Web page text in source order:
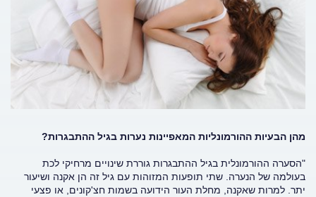
מהן הבעיות ההורמונליות המאפיינות נערות בגיל ההתבגרות?
"הסערה ההורמונלית בגיל ההתבגרות גוררת שינויים מרחיקי לכת
בעולמה של הנערה. שתי תופעות המזוהות עם גיל זה הן אקנה ושיעור
יתר. למרות שאקנה, מחלת העור הידועה בשמות חצ'קונים, או פצעי